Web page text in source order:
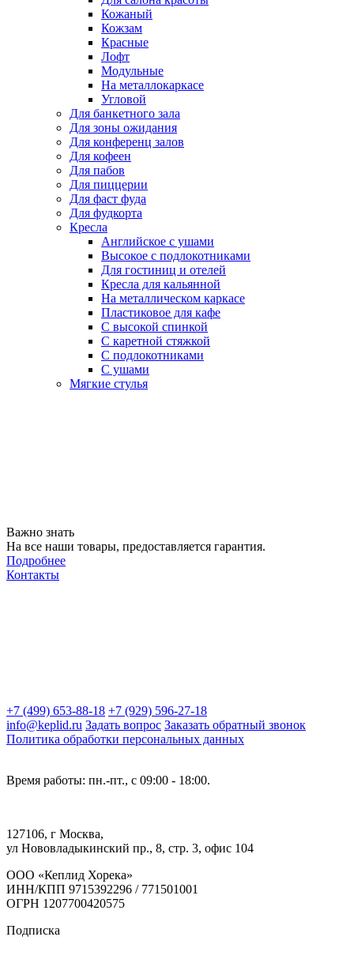
Кожаный
Кожзам
Красные
Лофт
Модульные
На металлокаркасе
Угловой
Для банкетного зала
Для зоны ожидания
Для конференц залов
Для кофеен
Для пабов
Для пиццерии
Для фаст фуда
Для фудкорта
Кресла
Английское с ушами
Высокое с подлокотниками
Для гостиниц и отелей
Кресла для кальянной
На металлическом каркасе
Пластиковое для кафе
С высокой спинкой
С каретной стяжкой
С подлокотниками
С ушами
Мягкие стулья
Важно знать
На все наши товары, предоставляется гарантия.
Подробнее
Контакты
+7 (499) 653-88-18 +7 (929) 596-27-18
info@keplid.ru Задать вопрос Заказать обратный звонок
Политика обработки персональных данных
Время работы: пн.-пт., с 09:00 - 18:00.
127106, г Москва,
ул Нововладыкинский пр., 8, стр. 3, офис 104
ООО «Кеплид Хорека»
ИНН/КПП 9715392296 / 771501001
ОГРН 1207700420575
Подписка